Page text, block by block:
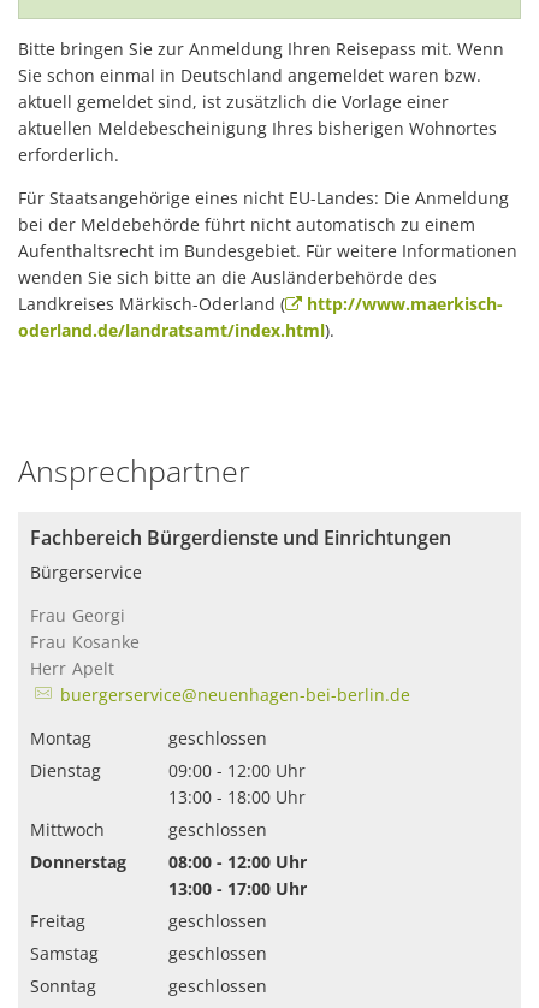
Bitte bringen Sie zur Anmeldung Ihren Reisepass mit. Wenn
Sie schon einmal in Deutschland angemeldet waren bzw.
aktuell gemeldet sind, ist zusätzlich die Vorlage einer
aktuellen Meldebescheinigung Ihres bisherigen Wohnortes
erforderlich.
Für Staatsangehörige eines nicht EU-Landes: Die Anmeldung
bei der Meldebehörde führt nicht automatisch zu einem
Aufenthaltsrecht im Bundesgebiet. Für weitere Informationen
wenden Sie sich bitte an die Ausländerbehörde des
Landkreises Märkisch-Oderland (
http://www.maerkisch-
oderland.de/landratsamt/index.html).
Ansprechpartner
Fachbereich Bürgerdienste und Einrichtungen
Bürgerservice
Frau Georgi
Frau Kosanke
Herr Apelt
buergerservice@neuenhagen-bei-berlin.de
Montag
geschlossen
Dienstag
09:00 - 12:00 Uhr
Von 09:00 bis 12:00 Uhr
13:00 - 18:00 Uhr
Von 13:00 bis 18:00 Uhr
Mittwoch
geschlossen
Donnerstag
08:00 - 12:00 Uhr
Von 08:00 bis 12:00 Uhr
13:00 - 17:00 Uhr
Von 13:00 bis 17:00 Uhr
Freitag
geschlossen
Samstag
geschlossen
Sonntag
geschlossen